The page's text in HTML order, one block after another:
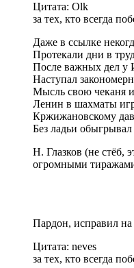
Цитата: Olk
за тех, кто всегда
Даже в ссылке
Протекали дни в
После важных дел у
Наступал
Мысль свою чеканя
Ленин в шахматы
Кржижановскому
Без ладьи
Н. Глазков (не стёб,
огромными
Пардон, исправил на
Цитата: neves
за тех, кто всегда